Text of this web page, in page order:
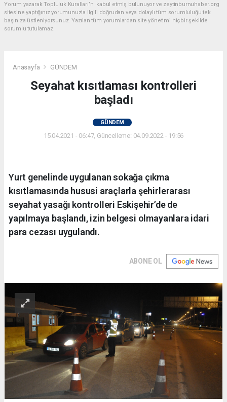
Yorum yazarak Topluluk Kuralları’nı kabul etmiş bulunuyor ve zeytinburnuhaber.org
sitesine yaptığınız yorumunuzla ilgili doğrudan veya dolaylı tüm sorumluluğu tek
başınıza üstleniyorsunuz. Yazılan tüm yorumlardan site yönetimi hiçbir şekilde
sorumlu tutulamaz.
Anasayfa GÜNDEM
Seyahat kısıtlaması kontrolleri
başladı
GÜNDEM
15.04.2021 - 06:47, Güncelleme: 04.09.2022 - 19:56
Yurt genelinde uygulanan sokağa çıkma
kısıtlamasında hususi araçlarla şehirlerarası
seyahat yasağı kontrolleri Eskişehir’de de
yapılmaya başlandı, izin belgesi olmayanlara idari
para cezası uygulandı.
ABONE OL